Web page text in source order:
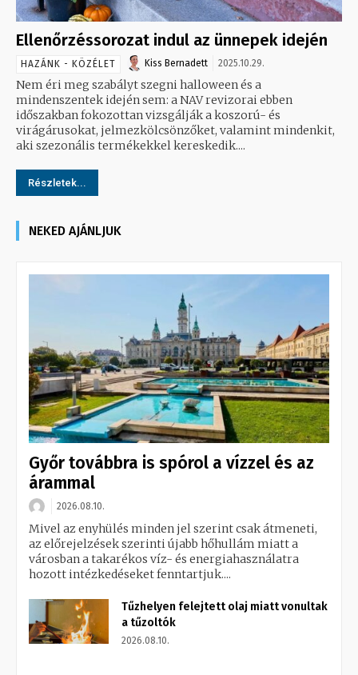
Ellenőrzéssorozat indul az ünnepek idején
HAZÁNK - KÖZÉLET Kiss Bernadett 2025.10.29.
Nem éri meg szabályt szegni halloween és a
mindenszentek idején sem: a NAV revizorai ebben
időszakban fokozottan vizsgálják a koszorú- és
virágárusokat, jelmezkölcsönzőket, valamint mindenkit,
aki szezonális termékekkel kereskedik....
Részletek...
NEKED AJÁNLJUK
Győr továbbra is spórol a vízzel és az
árammal
2026.08.10.
Mivel az enyhülés minden jel szerint csak átmeneti,
az előrejelzések szerinti újabb hőhullám miatt a
városban a takarékos víz- és energiahasználatra
hozott intézkedéseket fenntartjuk....
Tűzhelyen felejtett olaj miatt vonultak
a tűzoltók
2026.08.10.